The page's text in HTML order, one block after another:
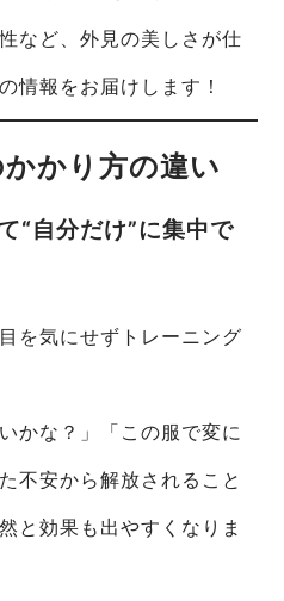
など、外見の美しさが仕
情報をお届けします！
かかり方の違い
“自分だけ”に集中で
を気にせずトレーニング
かな？」「この服で変に
不安から解放されること
と効果も出やすくなりま